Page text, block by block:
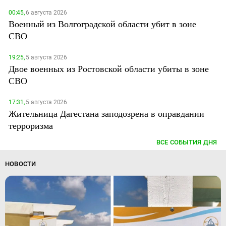
00:45,6 августа 2026
Военный из Волгоградской области убит в зоне
СВО
19:25,5 августа 2026
Двое военных из Ростовской области убиты в зоне
СВО
17:31,5 августа 2026
Жительница Дагестана заподозрена в оправдании
терроризма
ВСЕ СОБЫТИЯ ДНЯ
НОВОСТИ